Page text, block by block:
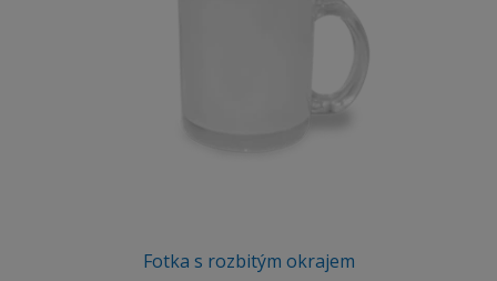
Fotka s rozbitým okrajem